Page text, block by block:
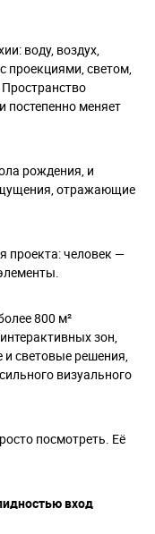
воду, воздух,
проекциями, светом,
постепенно меняет
рождения, и
отражающие
проекта: человек —
800 м²
зон,
световые решения,
визуального
посмотреть. Её
вход